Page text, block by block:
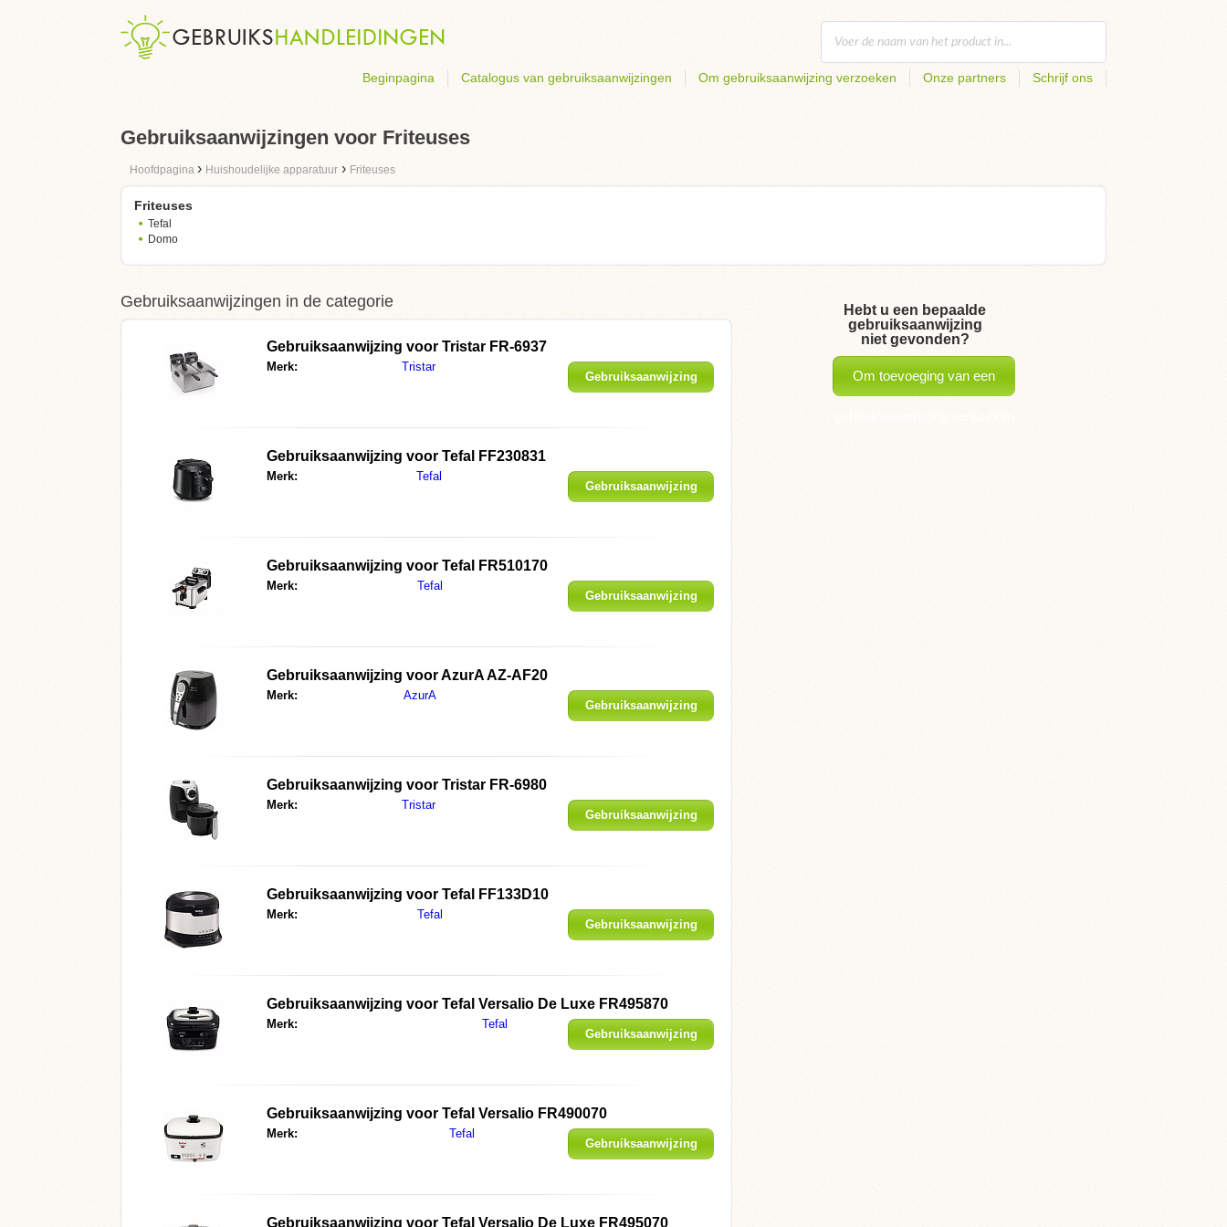
Beginpagina Catalogus van gebruiksaanwijzingen Om gebruiksaanwijzing verzoeken Onze partners Schrijf ons
Gebruiksaanwijzingen voor Friteuses
Hoofdpagina › Huishoudelijke apparatuur › Friteuses
Friteuses
Tefal
Domo
Gebruiksaanwijzingen in de categorie
Gebruiksaanwijzing voor Tristar FR-6937
Merk: Tristar
Gebruiksaanwijzing
Gebruiksaanwijzing voor Tefal FF230831
Merk: Tefal
Gebruiksaanwijzing
Gebruiksaanwijzing voor Tefal FR510170
Merk: Tefal
Gebruiksaanwijzing
Gebruiksaanwijzing voorAzurA AZ-AF20
Merk: AzurA
Gebruiksaanwijzing
Gebruiksaanwijzing voor Tristar FR-6980
Merk: Tristar
Gebruiksaanwijzing
Gebruiksaanwijzing voor Tefal FF133D10
Merk: Tefal
Gebruiksaanwijzing
Gebruiksaanwijzing voor Tefal Versalio De Luxe FR495870
Merk: Tefal
Gebruiksaanwijzing
Gebruiksaanwijzing voor Tefal Versalio FR490070
Merk: Tefal
Gebruiksaanwijzing
Gebruiksaanwijzing voor Tefal Versalio De Luxe FR495070
Hebt u een bepaalde
gebruiksaanwijzing
niet gevonden?
Om toevoeging van een